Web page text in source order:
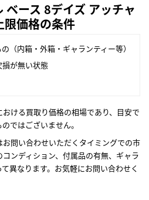
ベース 8デイズ アッチャ
価格の条件
（内箱・外箱・ギャランティー等）
が無い状態
おける買取り価格の相場であり、目安で
ではございません。
問い合わせいただくタイミングでの市
ンディション、付属品の有無、ギャラ
異なります。お気軽にお問い合わせく